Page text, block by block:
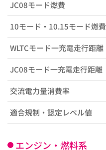
JC08モード燃費
10モード・10.15モード燃費
WLTCモード一充電走行距離
JC08モード一充電走行距離
交流電力量消費率
適合規制・認定レベル値
エンジン・燃料系